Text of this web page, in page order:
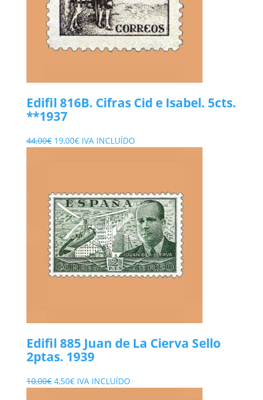
Edifil 816B. Cifras Cid e Isabel. 5cts.
**1937
44,00€ El
44,00€.
19,00€El
19,00€.
IVA INCLUÍDO
Edifil 885 Juan de La Cierva Sello
2ptas. 1939
10,00€ El
4,50€ElIVA INCLUÍDO